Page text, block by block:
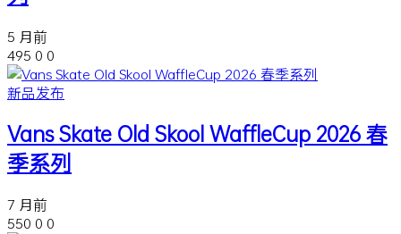
5 月前
495 0 0
新品发布
Vans Skate Old Skool WaffleCup 2026 春
季系列
7 月前
550 0 0